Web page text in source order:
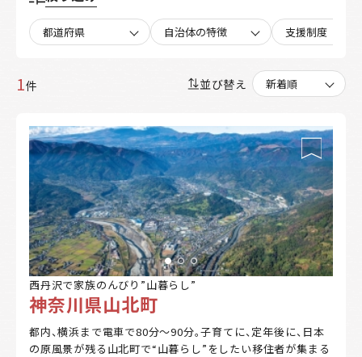
都道府県 自治体の特徴 支援制度
1件 並び替え
西丹沢で家族のんびり”山暮らし”
神奈川県山北町
都内、横浜まで電車で80分～90分。子育てに、定年後に、日本
の原風景が残る山北町で“山暮らし”をしたい移住者が集まる